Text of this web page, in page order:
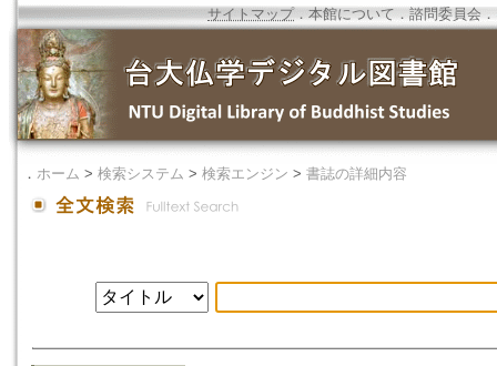
サイトマップ．本館について ． 諮問委員会 ．
． ホーム > 検索システム > 検索エンジン > 書誌の詳細内容